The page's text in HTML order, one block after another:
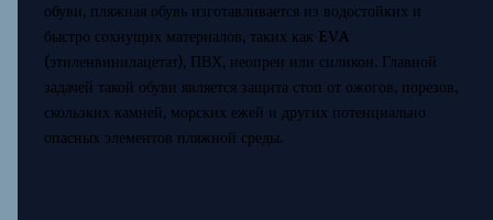
обуви, пляжная обувь изготавливается из водостойких и
быстро сохнущих материалов, таких как EVA
(этиленвинилацетат), ПВХ, неопрен или силикон. Главной
задачей такой обуви является защита стоп от ожогов, порезов,
скользких камней, морских ежей и других потенциально
опасных элементов пляжной среды.